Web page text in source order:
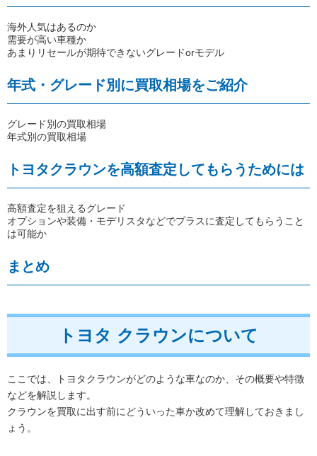
海外人気はあるのか
需要が高い車種か
あまりリセールが期待できないグレードorモデル
年式・グレード別に買取相場をご紹介
グレード別の買取相場
年式別の買取相場
トヨタクラウンを高額査定してもらうためには
高額査定を狙えるグレード
オプションや装備・モデリスタなどでプラスに査定してもらうこと
は可能か
まとめ
トヨタ クラウンについて
ここでは、トヨタクラウンがどのような車なのか、その概要や特徴
などを解説します。
クラウンを買取に出す前にどういった車か改めて理解しておきまし
ょう。